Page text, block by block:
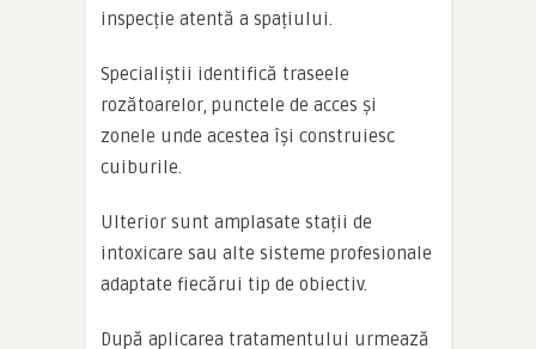
inspecție atentă a spațiului.
Specialiștii identifică traseele
rozătoarelor, punctele de acces și
zonele unde acestea își construiesc
cuiburile.
Ulterior sunt amplasate stații de
intoxicare sau alte sisteme profesionale
adaptate fiecărui tip de obiectiv.
După aplicarea tratamentului urmează